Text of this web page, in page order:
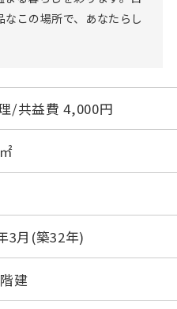
この場所で、あなたらし
/共益費 4,000円
3月(築32年)
建